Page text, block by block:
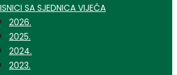
SA SJEDNICA VIJEĆA
2026.
2025.
2024.
2023.